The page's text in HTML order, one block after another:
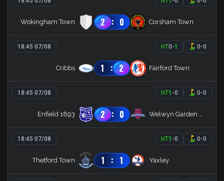
Wokingham Town 2 : 0 Corsham Town
18:45 07/08 HT0-1 0-0
Cribbs 1 : 2 Fairford Town
18:45 07/08 HT1 -0 0-0
Enfield 1893 2 : 0 Welwyn Garden City
18:45 07/08 HT1 -0 0-0
Thetford Town 1 : 1 Yaxley